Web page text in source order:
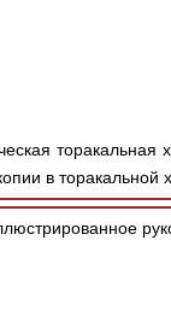
в